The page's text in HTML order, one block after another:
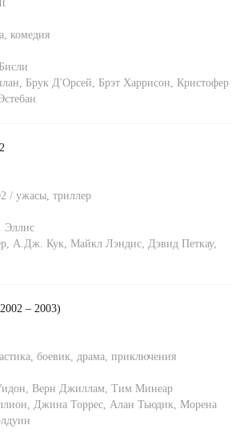
комедия
, Брук Д'Орсей, Брэт Харрисон, Кристофер
/ ужасы, триллер
Эллис
, А.Дж. Кук, Майкл Лэндис, Дэвид Петкау,
– 2003)
боевик, драма, приключения
, Верн Джиллам, Тим Минеар
, Джина Торрес, Алан Тьюдик, Морена